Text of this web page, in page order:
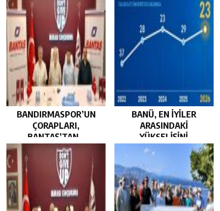
BANDIRMASPOR’UN
ÇORAPLARI,
BANTAŞ’TAN…
BANÜ, EN İYİLER
ARASINDAKİ
YÜKSELİŞİNİ
SÜRDÜRDÜ…